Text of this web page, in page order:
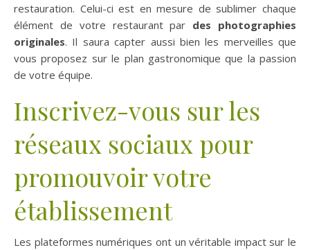
restauration. Celui-ci est en mesure de sublimer chaque
élément de votre restaurant par des photographies
originales. Il saura capter aussi bien les merveilles que
vous proposez sur le plan gastronomique que la passion
de votre équipe.
Inscrivez-vous sur les
réseaux sociaux pour
promouvoir votre
établissement
Les plateformes numériques ont un véritable impact sur le